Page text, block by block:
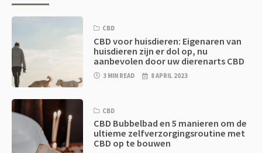
CBD
CBD voor huisdieren: Eigenaren van
huisdieren zijn er dol op, nu
aanbevolen door uw dierenarts CBD
3 MIN READ 8 APRIL 2023
CBD
CBD Bubbelbad en 5 manieren om de
ultieme zelfverzorgingsroutine met
CBD op te bouwen